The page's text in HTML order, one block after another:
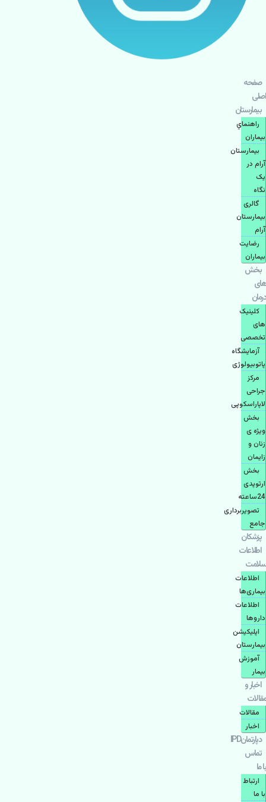
صفحه
اصلی
بيمارستان
راهنماي
بیماران
بیمارستان
آرام در
یک
نگاه
گالری
بیمارستان
آرام
رضایت
بیماران
بخش
های
درمان
کلینیک
های
تخصصی
آزمایشگاه
پاتوبیولوژی
مرکز
جراحی
لاپاراسکوپی
بخش
ویژه ی
زنان و
زایمان
بخش
ارتوپدی
24ساعته
تصویربرداری
جامع
پزشكان
اطلاعات
سلامت
اطلاعات
بیماری‌ها
اطلاعات
دارو‌ها
اپليكيشن
بيمارستان
آموزش
بیمار
اخبار و
مقالات
مقالات
اخبار
دپارتمانIPD
تماس
با ما
ارتباط
با ما